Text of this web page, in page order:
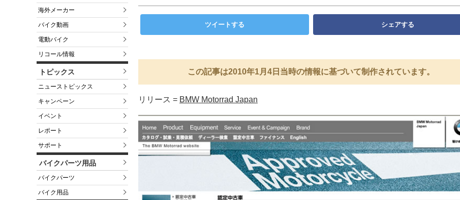
海外メーカー
バイク動画
電動バイク
リコール情報
トピックス
ニューストピックス
キャンペーン
イベント
レポート
サポート
バイクパーツ用品
バイクパーツ
バイク用品
ツイートする シェアする
この記事は2010年1月4日当時の情報に基づいて制作されています。
リリース = BMW Motorrad Japan